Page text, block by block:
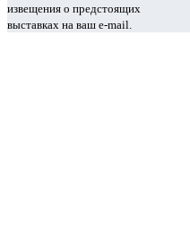
извещения о предстоящих
выставках на ваш e-mail.